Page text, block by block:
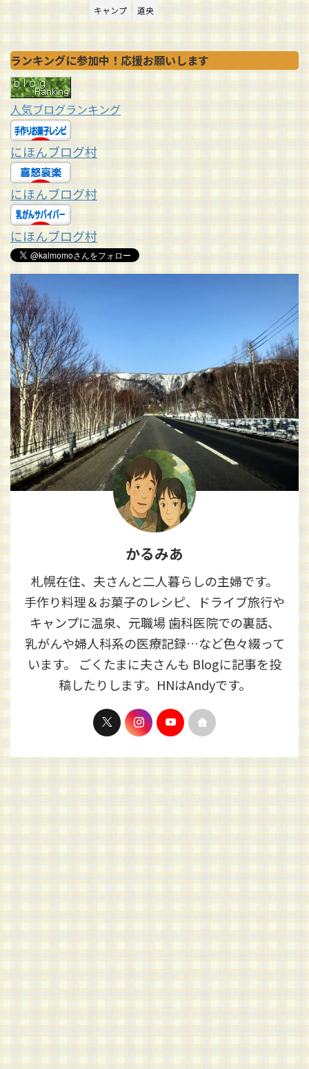
キャンプ 道央
ランキングに参加中！応援お願いします
人気ブログランキング
にほんブログ村
にほんブログ村
にほんブログ村
かるみあ
札幌在住、夫さんと二人暮らしの主婦です。
手作り料理＆お菓子のレシピ、ドライブ旅行や
キャンプに温泉、元職場 歯科医院での裏話、
乳がんや婦人科系の医療記録…など色々綴って
います。 ごくたまに夫さんも Blogに記事を投
稿したりします。HNはAndyです。